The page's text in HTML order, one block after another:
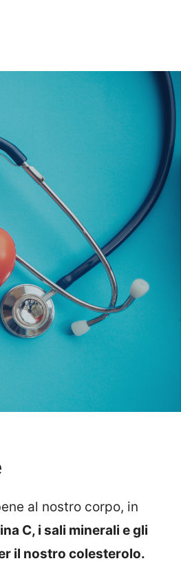
al nostro corpo, in
C, i sali minerali e gli
il nostro colesterolo.